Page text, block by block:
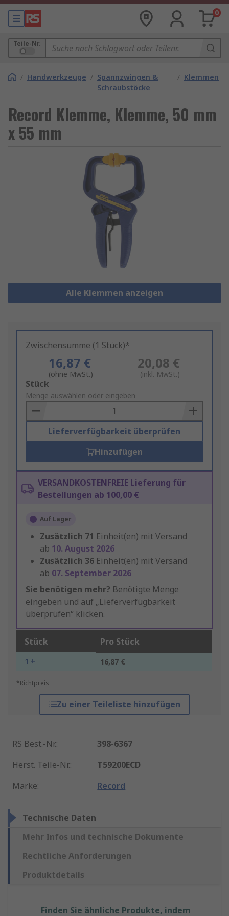
0
Teile-Nr.
/ Handwerkzeuge / Spannzwingen &
Schraubstöcke
/ Klemmen
Record Klemme, Klemme, 50 mm
x 55 mm
Alle Klemmen anzeigen
Zwischensumme (1 Stück)*
16,87 €
(ohne MwSt.)
20,08 €
(inkl. MwSt.)
Add
to
Basket
Stück
Menge auswählen oder eingeben
Lieferverfügbarkeit überprüfen
Hinzufügen
VERSANDKOSTENFREIE Lieferung für
Bestellungen ab 100,00 €
Auf Lager
Zusätzlich 71 Einheit(en) mit Versand
ab 10. August 2026
Zusätzlich 36 Einheit(en) mit Versand
ab 07. September 2026
Sie benötigen mehr? Benötigte Menge
eingeben und auf „Lieferverfügbarkeit
überprüfen“ klicken.
Stück Pro Stück
1 + 16,87 €
*Richtpreis
Zu einer Teileliste hinzufügen
RS Best.-Nr.:
398-6367
Herst. Teile-Nr.:
T59200ECD
Marke: Record
Technische Daten
Mehr Infos und technische Dokumente
Rechtliche Anforderungen
Produktdetails
Finden Sie ähnliche Produkte, indem